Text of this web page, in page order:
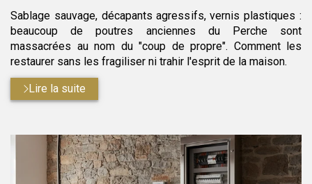
Sablage sauvage, décapants agressifs, vernis plastiques :
beaucoup de poutres anciennes du Perche sont
massacrées au nom du "coup de propre". Comment les
restaurer sans les fragiliser ni trahir l'esprit de la maison.
Lire la suite